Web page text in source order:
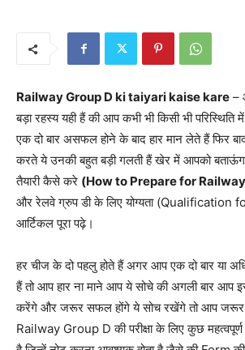
Railway Group D ki taiyari kaise kare –
बड़ा रहस्य यही हैं की आप कभी भी किसी भी परिस्थिति
एक दो बार असफल होने के बाद हार मान लेते हैं फिर
करते ये उनकी बहुत बड़ी गलती हैं खेर में आपको
तैयारी कैसे करे (How to Prepare for
और रेलवे ग्रुप डी के लिए योग्यता
आर्टिकल पूरा पढ़े।
हर चीज के दो पहलु होते हैं अगर आप एक दो बार या
हैं तो आप हार ना माने आप ये सोचे की अगली बार आप
करेंगे और जरूर सफल होंगे ये सोच रखेंगे तो आप जरूर
Railway Group D की परीक्षा के लिए कुछ महत्वपूर्ण